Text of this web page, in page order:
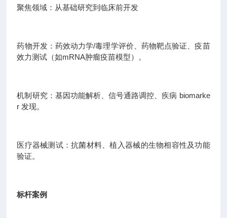
聚焦领域：从基础研究到临床前开发
药物开发：药效动力学/毒理学评价、药物靶点验证、疫苗
效力测试（如mRNA肿瘤疫苗模型）。
机制研究：基因功能解析、信号通路调控、疾病 biomarke
r 发现。
医疗器械测试：抗菌材料、植入器械的生物相容性及功能
验证。
标杆案例